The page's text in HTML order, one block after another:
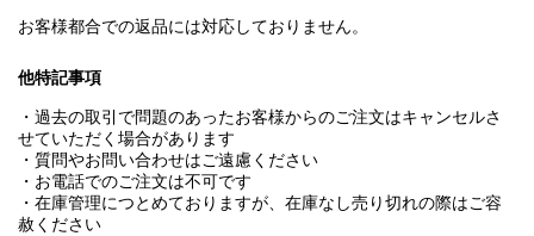
お客様都合での返品には対応しておりません。
他特記事項
・過去の取引で問題のあったお客様からのご注文はキャンセルさ
せていただく場合があります
・質問やお問い合わせはご遠慮ください
・お電話でのご注文は不可です
・在庫管理につとめておりますが、在庫なし売り切れの際はご容
赦ください